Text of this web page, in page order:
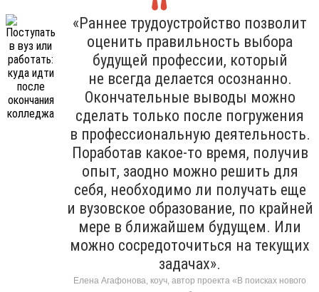
«Раннее трудоустройство позволит
оценить правильность выбора
будущей профессии, который
не всегда делается осознанно.
Окончательные выводы можно
сделать только после погружения
в профессиональную деятельность.
Поработав какое-то время, получив
опыт, заодно можно решить для
себя, необходимо ли получать еще
и вузовское образование, по крайней
мере в ближайшем будущем. Или
можно сосредоточиться на текущих
задачах».
Елена Агафонова, коуч, автор проекта «В поисках нового